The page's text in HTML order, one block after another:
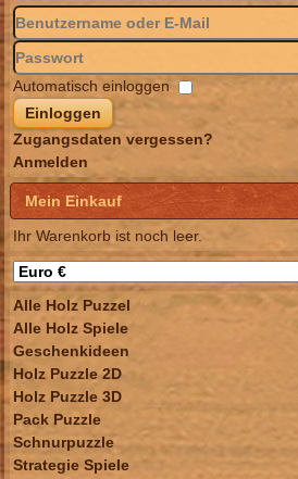
Automatisch einloggen
Einloggen
Zugangsdaten vergessen?
Anmelden
Mein Einkauf
Ihr Warenkorb ist noch leer.
Alle Holz Puzzel
Alle Holz Spiele
Geschenkideen
Holz Puzzle 2D
Holz Puzzle 3D
Pack Puzzle
Schnurpuzzle
Strategie Spiele